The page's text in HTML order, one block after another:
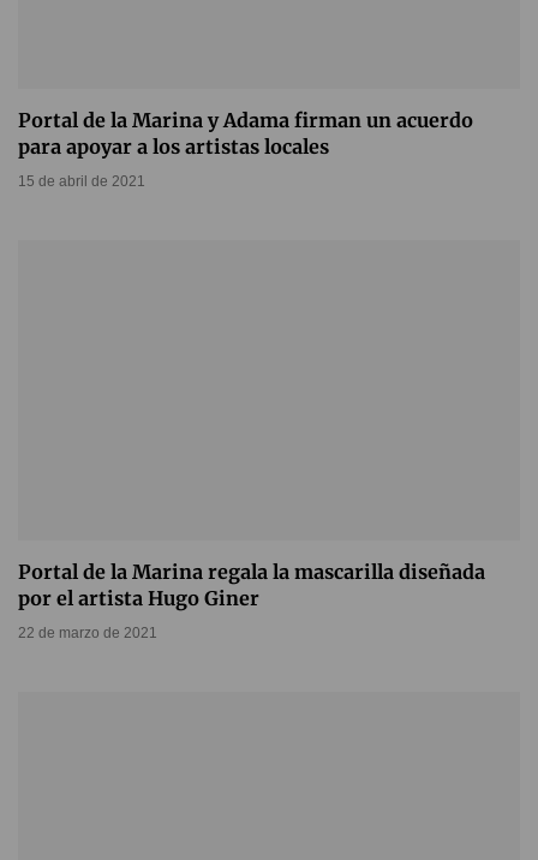
Portal de la Marina y Adama firman un acuerdo
para apoyar a los artistas locales
15 de abril de 2021
Portal de la Marina regala la mascarilla diseñada
por el artista Hugo Giner
22 de marzo de 2021